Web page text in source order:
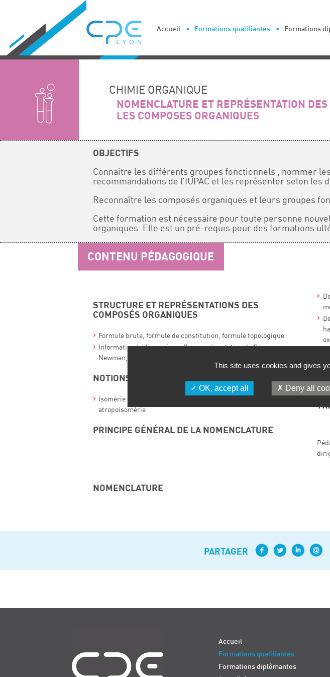
Accueil Formations qualifiantes Formations
CHIMIE ORGANIQUE
NOMENCLATURE ET REPRÉSENTATION
LES COMPOSES ORGANIQUES
OBJECTIFS
Connaitre les différents groupes fonctionnels , nommer
recommandations de l’IUPAC et les représenter selon les
Reconnaître les composés organiques et leurs groupes
Cette formation est nécessaire pour toute personne
organiques. Elle est un pré-requis pour des formations
CONTENU PÉDAGOGIQUE
STRUCTURE ET REPRÉSENTATIONS DES
COMPOSÉS ORGANIQUES
Formule brute, formule de constitution, formule topologique
Information tridimensionnelle : représentation de Cram,
Newman, Fischer et perspective
NOTIONS D’ISOMÉRIE ET DE STÉRÉOCHIMIE
Isomérie de constitution, tautomérie, stéréoisomérie,
atropoisomérie
PRINCIPE GÉNÉRAL DE LA NOMENCLATURE
NOMENCLATURE
PARTAGER
Accueil
Formations qualifiantes
Formations diplômantes
Cookies management panel
This site uses cookies and gives
OK, accept all Deny all